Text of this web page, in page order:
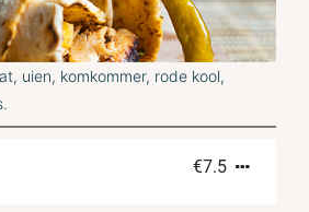
uien, komkommer, rode kool,
€7.5